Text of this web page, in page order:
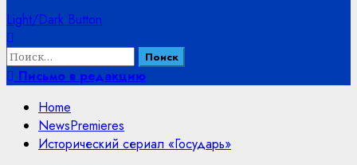
Light/Dark Button
Найти:
Письмо в редакцию
Home
NewsPremieres
Исторический сериал «Государь»